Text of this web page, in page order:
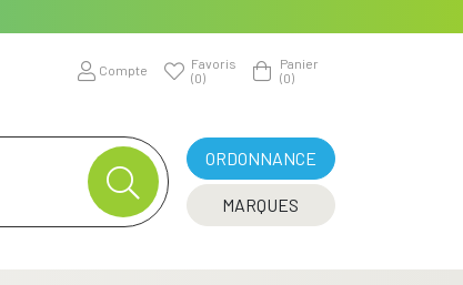
Compte
Favoris
(0)
Panier
(0)
ORDONNANCE
MARQUES